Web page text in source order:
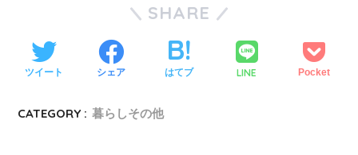
SHARE
ツイート シェア はてブ LINE Pocket
CATEGORY : 暮らしその他